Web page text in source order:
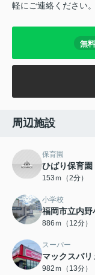
軽にご連絡ください。
無料
周辺施設
保育園
ひばり保育園
153ｍ（2分）
小学校
福岡市立内野
886ｍ（12分）
スーパー
マックスバ
982ｍ（13分）